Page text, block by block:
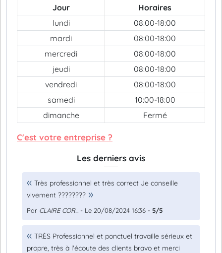
Jour
Horaires
lundi
08:00-18:00
mardi
08:00-18:00
mercredi
08:00-18:00
jeudi
08:00-18:00
vendredi
08:00-18:00
samedi
10:00-18:00
dimanche
Fermé
C'est votre entreprise ?
Les derniers avis
Très professionnel et très correct Je conseille
vivement ????????
Par CLAIRE COR... - Le 20/08/2024 16:36 - 5/5
TRÈS Professionnel et ponctuel travaille sérieux et
propre, très à l'écoute des clients bravo et merci